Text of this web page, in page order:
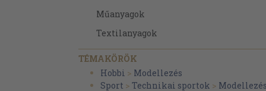
Műanyagok
Textilanyagok
Segédanyagok
Lakkok
TÉMAKÖRÖK
Hobbi > Modellezés
Sport > Technikai sportok > Modellezés